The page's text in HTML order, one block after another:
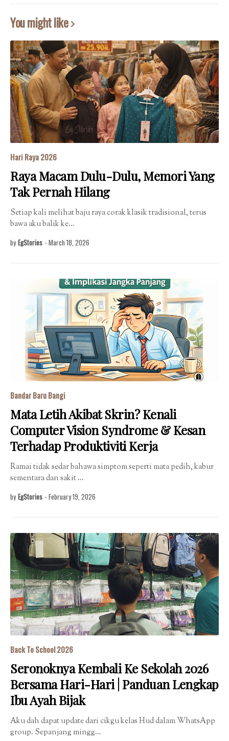
You might like
Hari Raya 2026
Raya Macam Dulu-Dulu, Memori Yang
Tak Pernah Hilang
Setiap kali melihat baju raya corak klasik tradisional, terus
bawa aku balik ke…
by EgStories - March 18, 2026
Bandar Baru Bangi
Mata Letih Akibat Skrin? Kenali
Computer Vision Syndrome & Kesan
Terhadap Produktiviti Kerja
Ramai tidak sedar bahawa simptom seperti mata pedih, kabur
sementara dan sakit …
by EgStories - February 19, 2026
Back To School 2026
Seronoknya Kembali Ke Sekolah 2026
Bersama Hari-Hari | Panduan Lengkap
Ibu Ayah Bijak
Aku dah dapat update dari cikgu kelas Hud dalam WhatsApp
group. Sepanjang mingg…